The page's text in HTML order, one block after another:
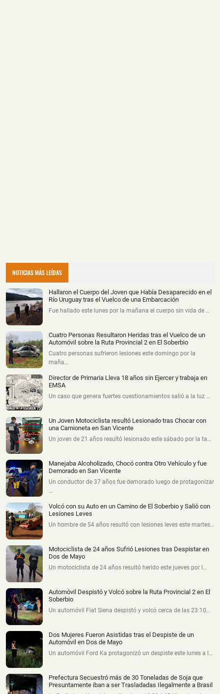
NOTICIAS MÁS LEÍDAS
Hallaron el Cuerpo del Joven que Había Desaparecido en el
Río Uruguay tras el Vuelco de una Embarcación
Fue hallado este lunes por la mañana el cuerpo sin vida de …
Cuatro Personas Resultaron Heridas tras el Vuelco de un
Automóvil sobre la Ruta Provincial 2 en El Soberbio
Cuatro personas sufrieron lesiones este domingo por la
maña…
Director de Primaria Lleva 18 años sin Ejercer y trabaja en
EMSA
Un caso que genera fuertes cuestionamientos salió a la luz …
Un Joven Motociclista resultó Lesionado tras Chocar con
una Camioneta en San Vicente
Un joven de 21 años resultó lesionado este sábado por la ta…
Manejaba Alcoholizado, Chocó contra Otro Vehículo y fue
Demorado en San Vicente
Un conductor de 37 años fue demorado luego de protagonizar
…
Volcó con su Auto en un Camino de El Soberbio y Salió con
Lesiones Leves
Un hombre de 54 años resultó con lesiones leves este martes…
Motociclista de 24 años Sufrió Lesiones tras Despistar en
Dos de Mayo
Un motociclista de 24 años resultó herido este jueves por l…
Automóvil Despistó y Volcó sobre la Ruta Provincial 2 en El
Soberbio
Un automóvil Fiat Siena despistó y volcó cerca de las 23:10…
Dos Mujeres Fueron Asistidas tras el Despiste de un
Automóvil en Dos de Mayo
Un automóvil Ford Ka protagonizó un despiste este lunes a l…
Prefectura Secuestró más de 30 Toneladas de Soja que
Presuntamente iban a ser Trasladadas Ilegalmente a Brasil